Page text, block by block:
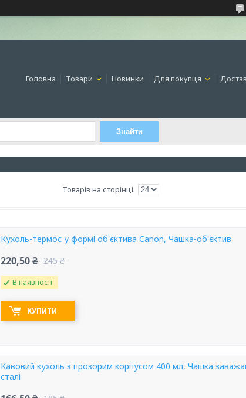
Головна Товари Новинки Для покупця
Знайти
Кухоль-термос у формі об'єктива Canon, Чашка-об'єктив
220,50 ₴ 245 ₴
В наявності
КУПИТИ
Кавовий кухоль з прозорим корпусом 400 мл, Чашка
сталі